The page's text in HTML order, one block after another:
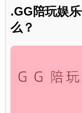
.GG陪玩娱
么？